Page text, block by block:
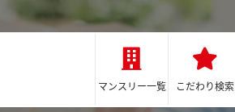
マンスリー一覧 こだわり検索